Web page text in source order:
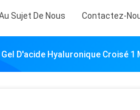
Sujet De Nous Contactez-
Gel D'acide Hyaluronique Croisé 1